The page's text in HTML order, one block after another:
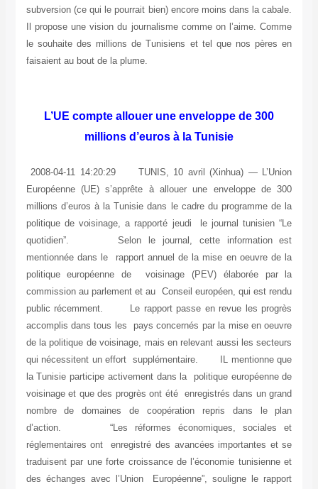
subversion (ce qui le pourrait bien) encore moins dans la cabale.
Il propose une vision du journalisme comme on l’aime. Comme
le souhaite des millions de Tunisiens et tel que nos pères en
faisaient au bout de la plume.
L’UE compte allouer une enveloppe de 300
millions d’euros à la Tunisie
2008-04-11 14:20:29 TUNIS, 10 avril (Xinhua) — L’Union
Européenne (UE) s’apprête à allouer une enveloppe de 300
millions d’euros à la Tunisie dans le cadre du programme de la
politique de voisinage, a rapporté jeudi le journal tunisien “Le
quotidien”. Selon le journal, cette information est
mentionnée dans le rapport annuel de la mise en oeuvre de la
politique européenne de voisinage (PEV) élaborée par la
commission au parlement et au Conseil européen, qui est rendu
public récemment. Le rapport passe en revue les progrès
accomplis dans tous les pays concernés par la mise en oeuvre
de la politique de voisinage, mais en relevant aussi les secteurs
qui nécessitent un effort supplémentaire. IL mentionne que
la Tunisie participe activement dans la politique européenne de
voisinage et que des progrès ont été enregistrés dans un grand
nombre de domaines de coopération repris dans le plan
d’action. “Les réformes économiques, sociales et
réglementaires ont enregistré des avancées importantes et se
traduisent par une forte croissance de l’économie tunisienne et
des échanges avec l’Union Européenne”, souligne le rapport